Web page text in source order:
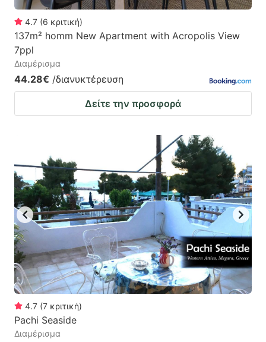
4.7 (6 κριτική)
137m² homm New Apartment with Acropolis View
7ppl
Διαμέρισμα
44.28€ /διανυκτέρευση
Δείτε την προσφορά
4.7 (7 κριτική)
Pachi Seaside
Διαμέρισμα